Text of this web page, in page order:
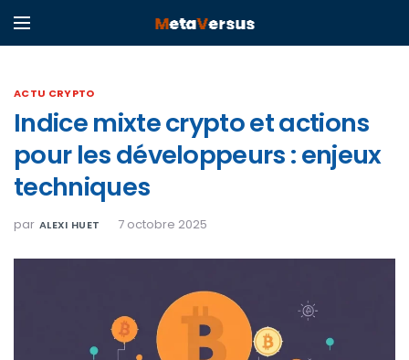
ACTU CRYPTO
Indice mixte crypto et actions
pour les développeurs : enjeux
techniques
par ALEXI HUET 7 octobre 2025